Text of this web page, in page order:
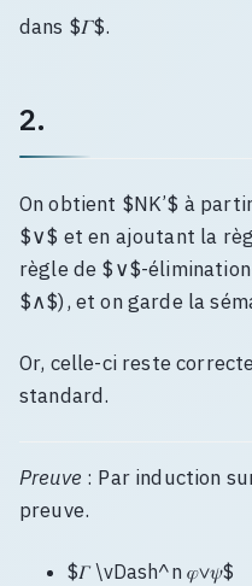
dans $𝛤$.
2.
On obtient $NK’$ à
$∨$ et en ajoutant la
règle de $∨$-
$∧$), et on garde la
Or, celle-ci reste
standard.
Preuve : Par induction
preuve.
$𝛤 \vDash^n 𝜑∨𝜓$